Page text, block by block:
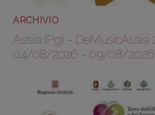
ARCHIVIO
Assisi (Pg) – DeMusicAssisi
04/08/2026 – 09/08/2026